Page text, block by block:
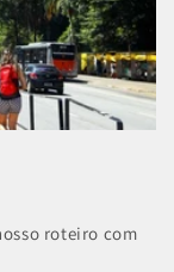
roteiro com